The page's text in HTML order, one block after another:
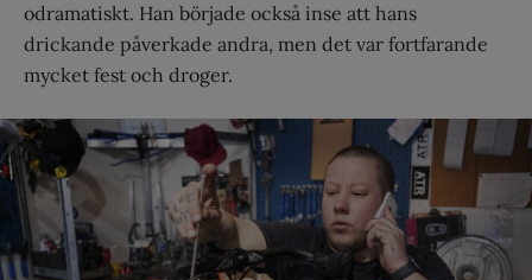
odramatiskt. Han började också inse att hans
drickande påverkade andra, men det var fortfarande
mycket fest och droger.